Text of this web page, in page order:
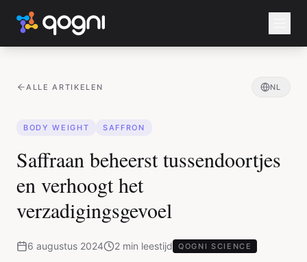
ALLE ARTIKELEN NL
BODY WEIGHT SAFFRON
Saffraan beheerst tussendoortjes
en verhoogt het
verzadigingsgevoel
6 augustus 2024 2 min leestijd QOGNI SCIENCE